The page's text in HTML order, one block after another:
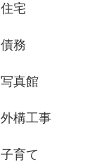
住宅
債務
写真館
外構工事
子育て